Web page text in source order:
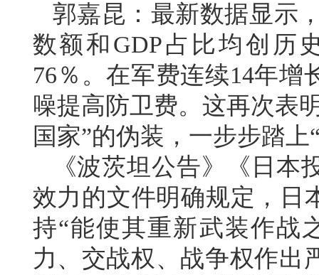
郭嘉昆：最新数据显示
数额和GDP占比均创历
76％。在军费连续14年
噪提高防卫费。这再次表
国家”的伪装，一步步踏
《波茨坦公告》《日
效力的文件明确规定，日
持“能使其重新武装作战
力、交战权、战争权作出